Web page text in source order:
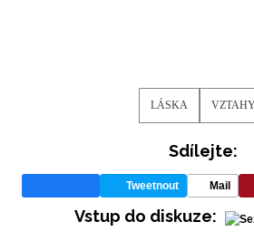
LÁSKA
Sdílejte:
Tweetnout Mail
Vstup do diskuze: